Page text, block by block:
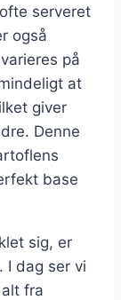
serveret
også
på
at
giver
Denne
base
sig, er
I dag ser vi
fra